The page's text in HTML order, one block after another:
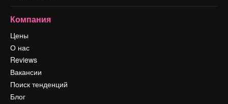
Компания
Цены
О нас
Reviews
Вакансии
Поиск тенденций
Блог